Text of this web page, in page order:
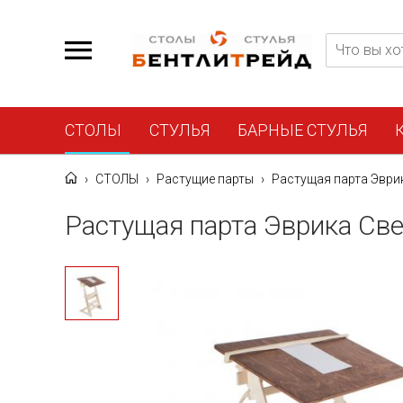
СТОЛЫ СТУЛЬЯ БАРНЫЕ СТУЛЬЯ
› СТОЛЫ › Растущие парты › Растущая парта
Растущая парта Эврика